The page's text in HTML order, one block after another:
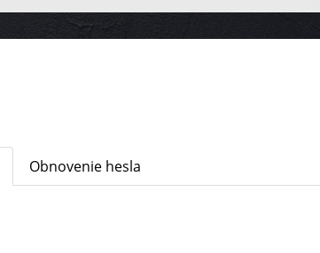
(aktívna
karta)
Obnovenie hesla